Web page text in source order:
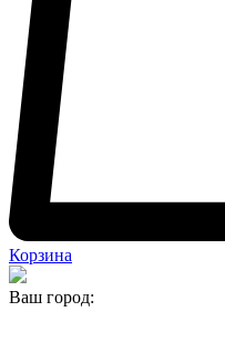
Корзина
Ваш город: